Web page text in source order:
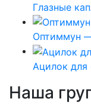
Глазные
Оптиммун —
Ацилок для
Наша